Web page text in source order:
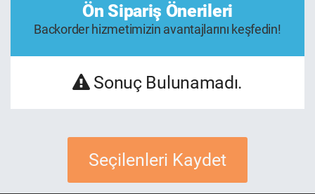
Ön Sipariş Önerileri
Backorder hizmetimizin avantajlarını keşfedin!
Sonuç Bulunamadı.
Seçilenleri Kaydet